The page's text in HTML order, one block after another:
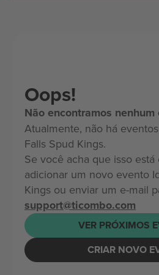
Oops!
Não encontramos nenhum
Atualmente, não há
Falls Spud Kings.
Se você acha que isso
adicionar um novo evento
Kings ou enviar um e-mail
support@ticombo.com
VER PRÓXIMOS
CRIAR NOVO